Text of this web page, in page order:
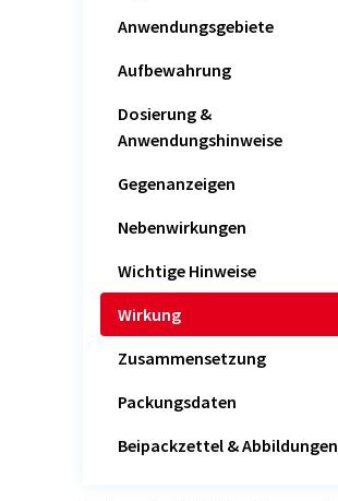
Anwendungsgebiete
Aufbewahrung
Dosierung &
Anwendungshinweise
Gegenanzeigen
Nebenwirkungen
Wichtige Hinweise
Wirkung
Zusammensetzung
Packungsdaten
Beipackzettel & Abbildungen